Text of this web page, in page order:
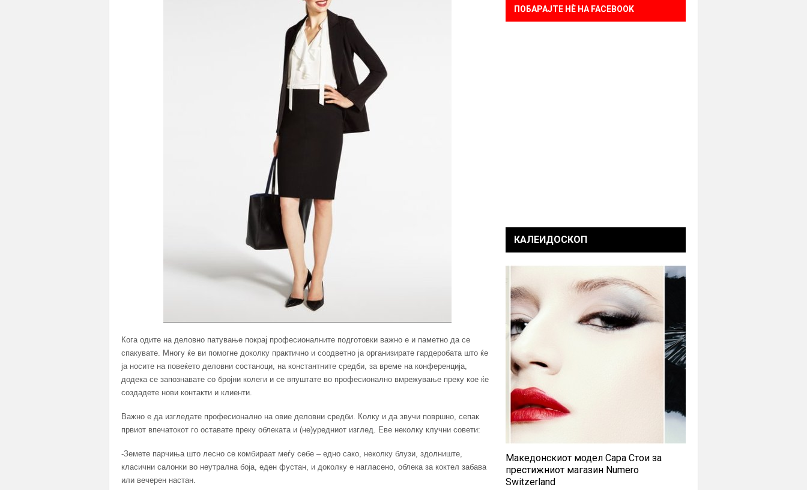
Кога одите на деловно патување покрај професионалните подготовки важно е и паметно да се
спакувате. Многу ќе ви помогне доколку практично и соодветно ја организирате гардеробата што ќе
ја носите на повеќето деловни состаноци, на константните средби, за време на конференција,
додека се запознавате со бројни колеги и се впуштате во професионално вмрежување преку кое ќе
создадете нови контакти и клиенти.
Важно е да изгледате професионално на овие деловни средби. Колку и да звучи површно, сепак
првиот впечатокот го оставате преку облеката и (не)уредниот изглед. Еве неколку клучни совети:
-Земете парчиња што лесно се комбираат меѓу себе – едно сако, неколку блузи, здолниште,
класични салонки во неутрална боја, еден фустан, и доколку е нагласено, облека за коктел забава
или вечерен настан.
ПОБАРАЈТЕ НÈ НА FACEBOOK
КАЛЕИДОСКОП
Македонскиот модел Сара Стои за
престижниот магазин Numero
Switzerland